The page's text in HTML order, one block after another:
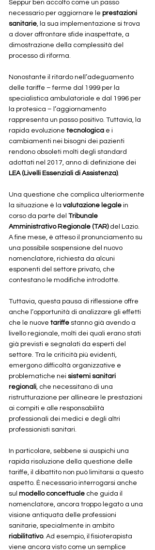
Seppur ben accolto come un passo
necessario per aggiornare le prestazioni
sanitarie, la sua implementazione si trova
a dover affrontare sfide inaspettate, a
dimostrazione della complessità del
processo di riforma.
Nonostante il ritardo nell’adeguamento
delle tariffe – ferme dal 1999 per la
specialistica ambulatoriale e dal 1996 per
la protesica – l’aggiornamento
rappresenta un passo positivo. Tuttavia, la
rapida evoluzione tecnologica e i
cambiamenti nei bisogni dei pazienti
rendono obsoleti molti degli standard
adottati nel 2017, anno di definizione dei
LEA (Livelli Essenziali di Assistenza).
Una questione che complica ulteriormente
la situazione è la valutazione legale in
corso da parte del Tribunale
Amministrativo Regionale (TAR) del Lazio.
A fine mese, è atteso il pronunciamento su
una possibile sospensione del nuovo
nomenclatore, richiesta da alcuni
esponenti del settore privato, che
contestano le modifiche introdotte.
Tuttavia, questa pausa di riflessione offre
anche l’opportunità di analizzare gli effetti
che le nuove tariffe stanno già avendo a
livello regionale, molti dei quali erano stati
già previsti e segnalati da esperti del
settore. Tra le criticità più evidenti,
emergono difficoltà organizzative e
problematiche nei sistemi sanitari
regionali, che necessitano di una
ristrutturazione per allineare le prestazioni
ai compiti e alle responsabilità
professionali dei medici e degli altri
professionisti sanitari.
In particolare, sebbene si auspichi una
rapida risoluzione della questione delle
tariffe, il dibattito non può limitarsi a questo
aspetto. È necessario interrogarsi anche
sul modello concettuale che guida il
nomenclatore, ancora troppo legato a una
visione antiquata delle professioni
sanitarie, specialmente in ambito
riabilitativo. Ad esempio, il fisioterapista
viene ancora visto come un semplice